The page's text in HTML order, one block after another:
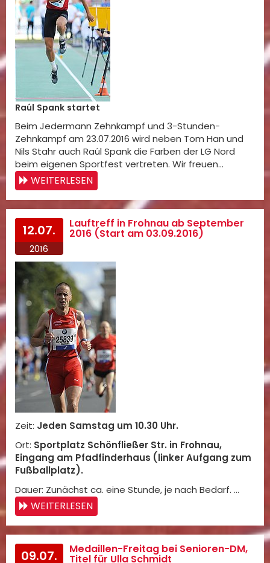
Raúl Spank startet
Beim Jedermann Zehnkampf und 3-Stunden-
Zehnkampf am 23.07.2016 wird neben Tom Han und
Nils Stahr auch Raúl Spank die Farben der LG Nord
beim eigenen Sportfest vertreten. Wir freuen…
WEITERLESEN
12.07.
2016
Lauftreff in Frohnau ab September
2016 (Start am 03.09.2016)
Zeit: Jeden Samstag um 10.30 Uhr.
Ort: Sportplatz Schönfließer Str. in Frohnau,
Eingang am Pfadfinderhaus (linker Aufgang zum
Fußballplatz).
Dauer: Zunächst ca. eine Stunde, je nach Bedarf. …
WEITERLESEN
09.07. Medaillen-Freitag bei Senioren-DM,
Titel für Ulla Schmidt